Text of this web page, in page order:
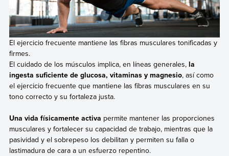
El ejercicio frecuente mantiene las fibras musculares tonificadas y
firmes.
El cuidado de los músculos implica, en líneas generales, la
ingesta suficiente de glucosa, vitaminas y magnesio, así como
el ejercicio frecuente que mantiene las fibras musculares en su
tono correcto y su fortaleza justa.
Una vida físicamente activa permite mantener las proporciones
musculares y fortalecer su capacidad de trabajo, mientras que la
pasividad y el sobrepeso los debilitan y permiten su falla o
lastimadura de cara a un esfuerzo repentino.